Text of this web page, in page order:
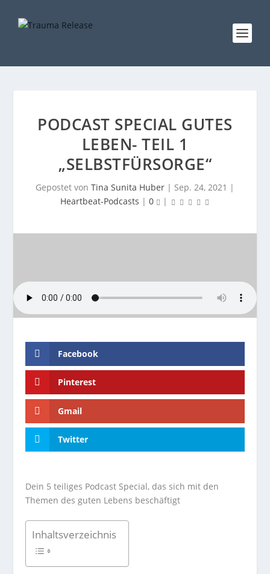
PODCAST SPECIAL GUTES
LEBEN- TEIL 1
„SELBSTFÜRSORGE“
Gepostet von Tina Sunita Huber | Sep. 24, 2021 |
Heartbeat-Podcasts | 0 |
Facebook
Pinterest
Gmail
Twitter
Dein 5 teiliges Podcast Special, das sich mit den
Themen des guten Lebens beschäftigt
Inhaltsverzeichnis